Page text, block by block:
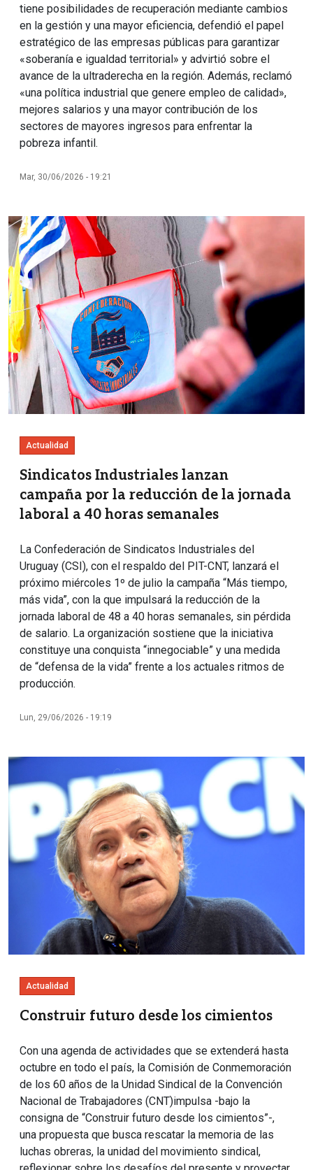
tiene posibilidades de recuperación mediante cambios
en la gestión y una mayor eficiencia, defendió el papel
estratégico de las empresas públicas para garantizar
«soberanía e igualdad territorial» y advirtió sobre el
avance de la ultraderecha en la región. Además, reclamó
«una política industrial que genere empleo de calidad»,
mejores salarios y una mayor contribución de los
sectores de mayores ingresos para enfrentar la
pobreza infantil.
Mar, 30/06/2026 - 19:21
Imagen
Actualidad
Sindicatos Industriales lanzan
campaña por la reducción de la jornada
laboral a 40 horas semanales
La Confederación de Sindicatos Industriales del
Uruguay (CSI), con el respaldo del PIT-CNT, lanzará el
próximo miércoles 1º de julio la campaña “Más tiempo,
más vida”, con la que impulsará la reducción de la
jornada laboral de 48 a 40 horas semanales, sin pérdida
de salario. La organización sostiene que la iniciativa
constituye una conquista “innegociable” y una medida
de “defensa de la vida” frente a los actuales ritmos de
producción.
Lun, 29/06/2026 - 19:19
Imagen
Actualidad
Construir futuro desde los cimientos
Con una agenda de actividades que se extenderá hasta
octubre en todo el país, la Comisión de Conmemoración
de los 60 años de la Unidad Sindical de la Convención
Nacional de Trabajadores (CNT)impulsa -bajo la
consigna de “Construir futuro desde los cimientos”-,
una propuesta que busca rescatar la memoria de las
luchas obreras, la unidad del movimiento sindical,